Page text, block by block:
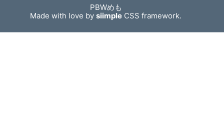
PBWめも
Made with love bysiimple CSS framework.